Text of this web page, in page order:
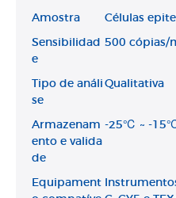
Amostra Células
Sensibilidad
e
500 cópias/
Tipo de análi
se
Qualitativa
Armazenam
ento e valida
de
-25℃ ~ -
Equipament